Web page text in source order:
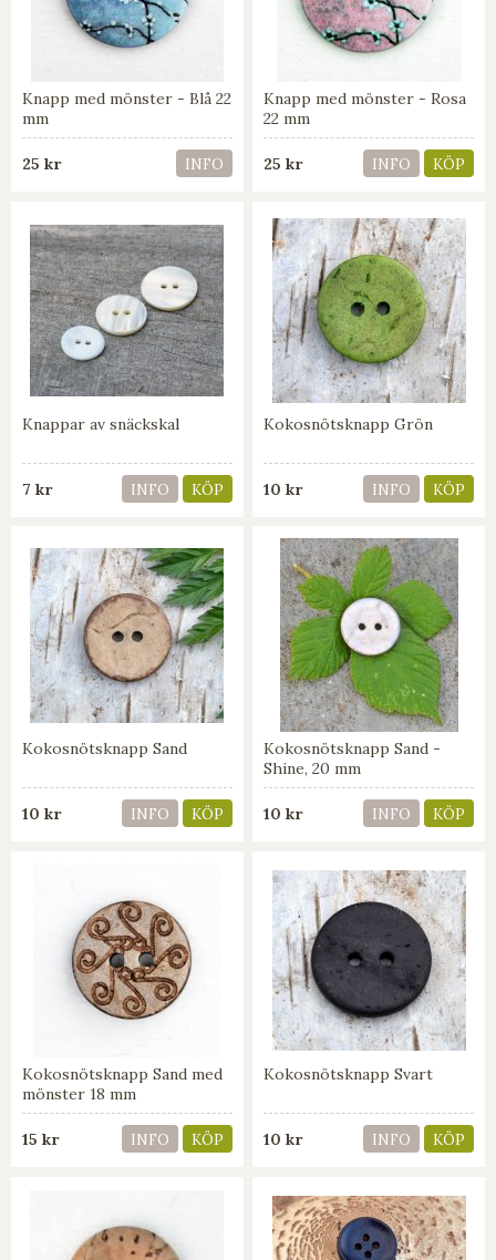
Knapp med mönster - Blå 22
mm
25 kr INFO
Knapp med mönster - Rosa
22 mm
25 kr INFO KÖP
Knappar av snäckskal
7 kr INFO KÖP
Kokosnötsknapp Grön
10 kr INFO KÖP
Kokosnötsknapp Sand
10 kr INFO KÖP
Kokosnötsknapp Sand -
Shine, 20 mm
10 kr INFO KÖP
Kokosnötsknapp Sand med
mönster 18 mm
15 kr INFO KÖP
Kokosnötsknapp Svart
10 kr INFO KÖP